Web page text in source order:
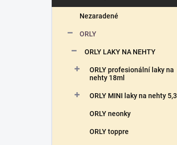
s
kategorie
Nezaradené
ORLY
ORLY LAKY NA NEHTY
ORLY profesionální laky na
nehty 18ml
ORLY MINI laky na nehty
ORLY neonky
ORLY toppre